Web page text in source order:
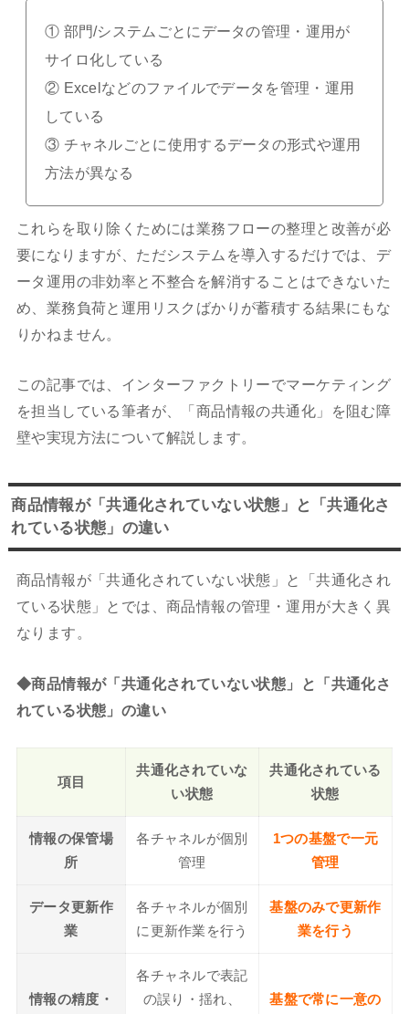
① 部門/システムごとにデータの管理・運用が
サイロ化している
② Excelなどのファイルでデータを管理・運用
している
③ チャネルごとに使用するデータの形式や運用
方法が異なる
これらを取り除くためには業務フローの整理と改善が必
要になりますが、ただシステムを導入するだけでは、デ
ータ運用の非効率と不整合を解消することはできないた
め、業務負荷と運用リスクばかりが蓄積する結果にもな
りかねません。
この記事では、インターファクトリーでマーケティング
を担当している筆者が、「商品情報の共通化」を阻む障
壁や実現方法について解説します。
商品情報が「共通化されていない状態」と「共通化さ
れている状態」の違い
商品情報が「共通化されていない状態」と「共通化され
ている状態」とでは、商品情報の管理・運用が大きく異
なります。
◆商品情報が「共通化されていない状態」と「共通化さ
れている状態」の違い
項目
共通化されていな
い状態
共通化されている
状態
情報の保管場
所
各チャネルが個別
管理
1つの基盤で一元
管理
データ更新作
業
各チャネルが個別
に更新作業を行う
基盤のみで更新作
業を行う
情報の精度・
各チャネルで表記
の誤り・揺れ、
基盤で常に一意の